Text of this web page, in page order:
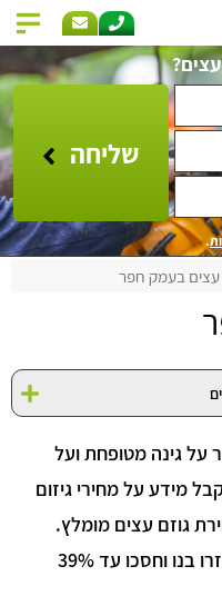
שליחה
.
עצים בעמק חפר
על גינה מטופחת ועל
מידע על מחירי גיזום
גוזם עצים מומלץ.
הצטרפו אל מאות לקוחות שכבר נעזרו בנו וחסכו עד 39%